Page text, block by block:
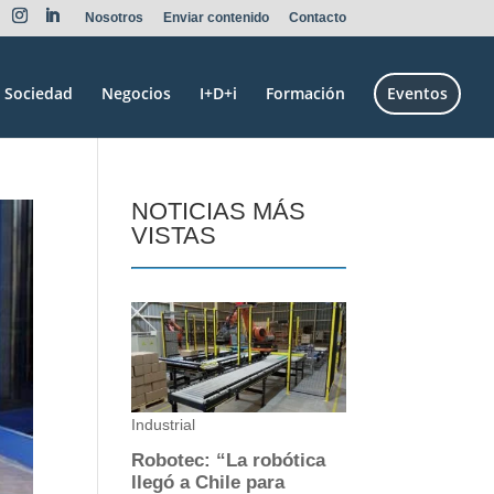
Nosotros Enviar contenido Contacto
Sociedad Negocios I+D+i Formación Eventos
NOTICIAS MÁS
VISTAS